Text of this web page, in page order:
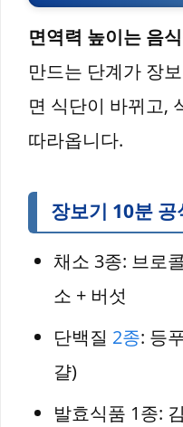
면역력 높이는 음식
만드는 단계가 장
면 식단이 바뀌고,
따라옵니다.
장보기 10분 공
채소 3종: 브로
소 + 버섯
단백질 2종: 등
걀)
발효식품 1종: